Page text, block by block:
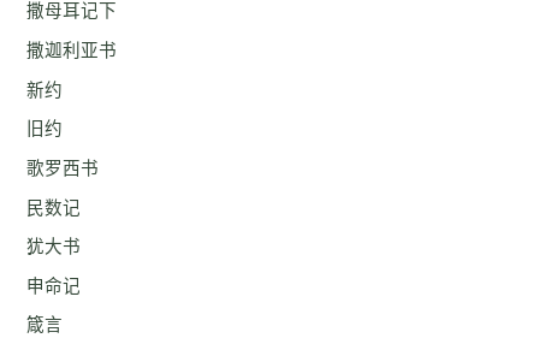
撒母耳记下
撒迦利亚书
新约
旧约
歌罗西书
民数记
犹大书
申命记
箴言